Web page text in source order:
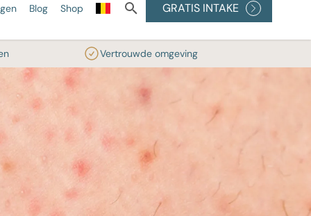
ONZE LASERS
Alexandrite laser
SKINBOOSTERS
Wat zijn skinboosters?
RRS® HA Eyes
PEELINGS
Medische peelings
Blog Shop GRATIS INTAKE
Vertrouwde omgeving